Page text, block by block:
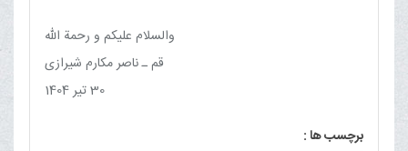
والسلام علیکم و رحمة الله
قم ـ ناصر مکارم شیرازی
30 تیر 1404
برچسب ها :